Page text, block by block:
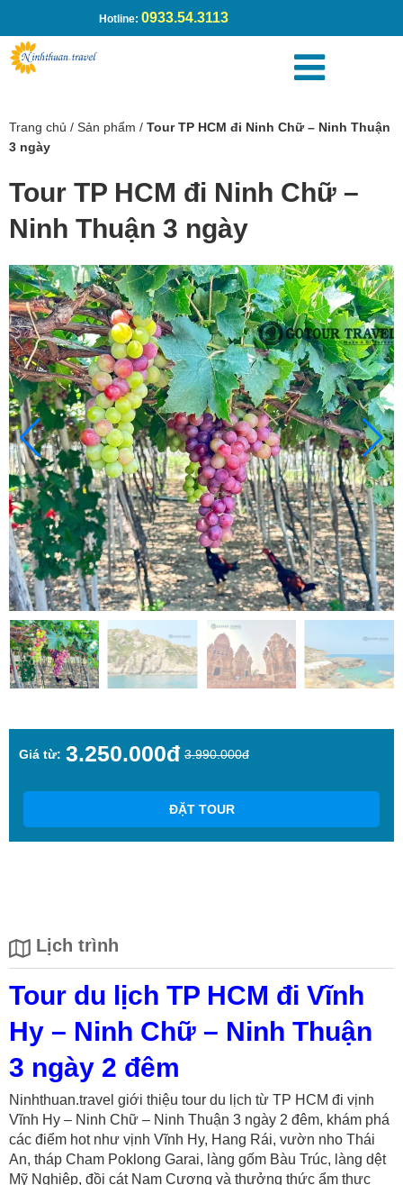
Hotline: 0933.54.3113
Trang chủ / Sản phẩm / Tour TP HCM đi Ninh Chữ – Ninh Thuận
3 ngày
Tour TP HCM đi Ninh Chữ –
Ninh Thuận 3 ngày
Giá từ: 3.250.000đ 3.990.000đ
ĐẶT TOUR
Lịch trình
Tour du lịch TP HCM đi Vĩnh
Hy – Ninh Chữ – Ninh Thuận
3 ngày 2 đêm
Ninhthuan.travel giới thiệu tour du lịch từ TP HCM đi vịnh
Vĩnh Hy – Ninh Chữ – Ninh Thuận 3 ngày 2 đêm, khám phá
các điểm hot như vịnh Vĩnh Hy, Hang Rái, vườn nho Thái
An, tháp Cham Poklong Garai, làng gốm Bàu Trúc, làng dệt
Mỹ Nghiệp, đồi cát Nam Cương và thưởng thức ẩm thực